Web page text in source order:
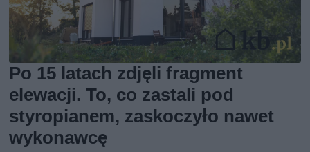
Po 15 latach zdjęli fragment
elewacji. To, co zastali pod
styropianem, zaskoczyło nawet
wykonawcę